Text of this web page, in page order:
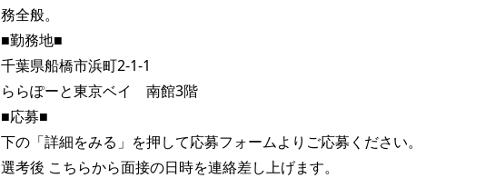
務全般。
■勤務地■
千葉県船橋市浜町2-1-1
ららぽーと東京ベイ　南館3階
■応募■
下の「詳細をみる」を押して応募フォームよりご応募ください。
選考後 こちらから面接の日時を連絡差し上げます。